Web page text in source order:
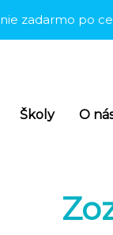
zadarmo po
Školy O